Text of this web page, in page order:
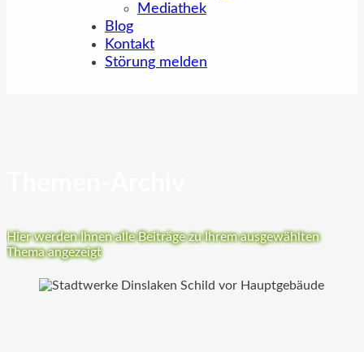
Mediathek
Blog
Kontakt
Störung melden
Hier werden Ihnen alle Beiträge zu Ihrem ausgewählten
Thema angezeigt